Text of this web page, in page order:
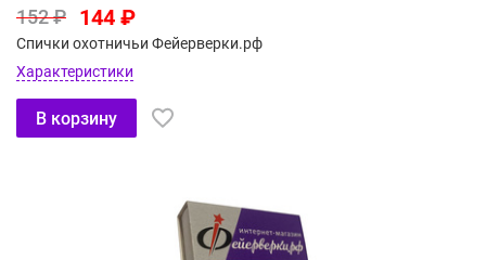
152 ₽ 144 ₽
Спички охотничьи Фейерверки.рф
Характеристики
В корзину